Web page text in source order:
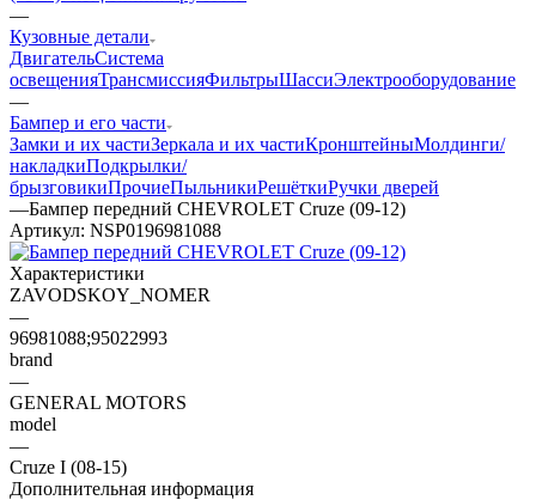
—
Кузовные детали
ДвигательСистема
освещенияТрансмиссияФильтрыШассиЭлектрооборудование
—
Бампер и его части
Замки и их частиЗеркала и их частиКронштейныМолдинги/
накладкиПодкрылки/
брызговикиПрочиеПыльникиРешёткиРучки дверей
—Бампер передний CHEVROLET Cruze (09-12)
Артикул: NSP0196981088
Характеристики
ZAVODSKOY_NOMER
—
96981088;95022993
brand
—
GENERAL MOTORS
model
—
Cruze I (08-15)
Дополнительная информация